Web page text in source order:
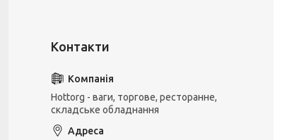
Hottorg - ваги, торгове, ресторанне,
складське обладнання